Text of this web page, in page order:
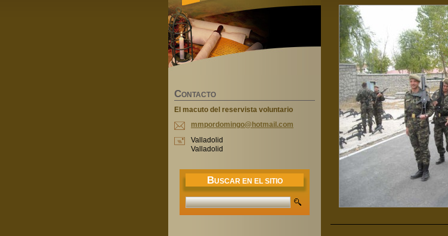
CONTACTO
El macuto del reservista voluntario
mmpordomingo@hotmail.com
Valladolid
Valladolid
BUSCAR EN EL SITIO